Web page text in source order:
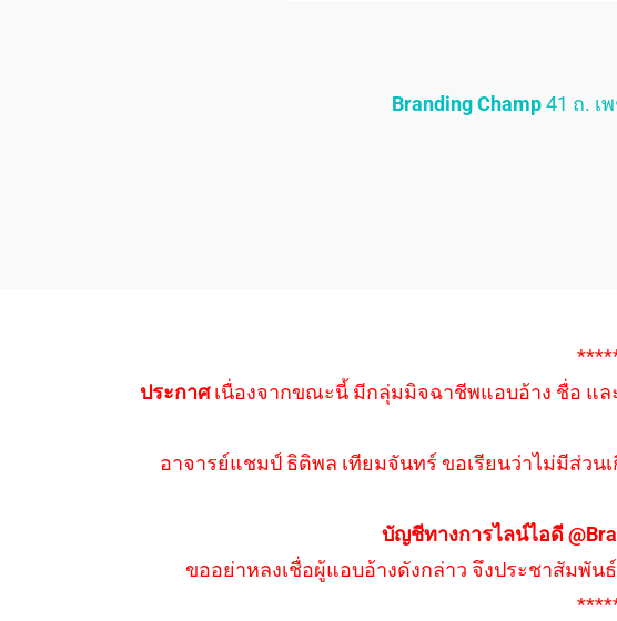
Branding Champ41 ถ. เ
ประกาศเนื่องจากขณะนี้ มีกลุ่มมิจฉาชีพแอบอ้าง ชื่อ แล
อาจารย์แชมป์ ธิติพล เทียมจันทร์ ขอเรียนว่าไม่มีส่วน
บัญชีทางการไลน์ไอดี
ขออย่าหลงเชื่อผู้แอบอ้างดังกล่าว จึงประชาสัมพัน